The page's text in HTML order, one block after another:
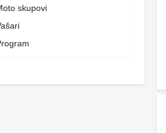
skupovi